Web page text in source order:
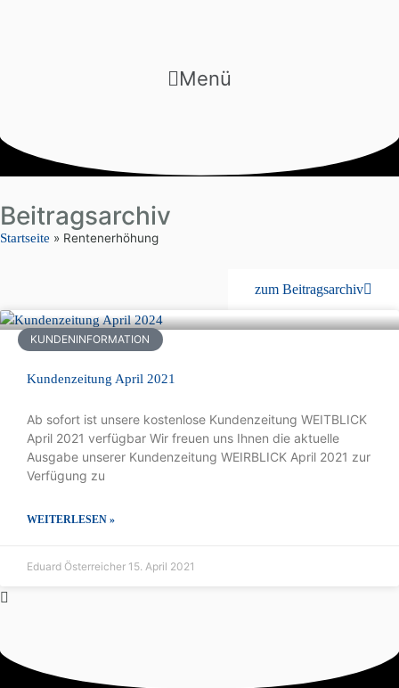
Menü
Beitragsarchiv
Startseite » Rentenerhöhung
zum Beitragsarchiv
KUNDENINFORMATION
Kundenzeitung April 2021
Ab sofort ist unsere kostenlose Kundenzeitung WEITBLICK
April 2021 verfügbar Wir freuen uns Ihnen die aktuelle
Ausgabe unserer Kundenzeitung WEIRBLICK April 2021 zur
Verfügung zu
WEITERLESEN »
Eduard Österreicher 15. April 2021